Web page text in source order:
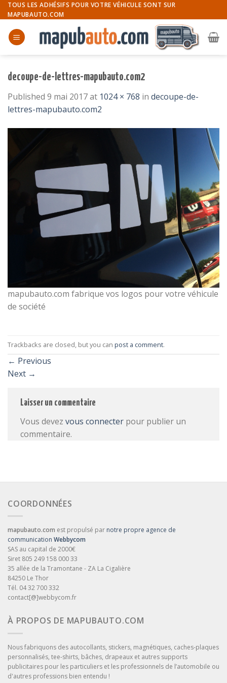
Skip
to
content
TOUS LES ADHÉSIFS POUR VOTRE VÉHICULE SONT SUR
MAPUBAUTO.COM
decoupe-de-lettres-mapubauto.com2
Published 9 mai 2017at 1024 × 768 in decoupe-de-
lettres-mapubauto.com2
mapubauto.com fabrique vos logos pour votre véhicule
de société
Trackbacks are closed, but you can post a comment.
← Previous
Next →
Laisser un commentaire
Vous devez vous connecter pour publier un
commentaire.
COORDONNÉES
mapubauto.com est propulsé par notre propre agence de
communication Webbycom
SAS au capital de 2000€
Siret 805 249 158 000 33
35 allée de la Tramontane - ZA La Cigalière
84250 Le Thor
Tél. 04 32 700 332
contact[@]webbycom.fr
À PROPOS DE MAPUBAUTO.COM
Nous fabriquons des autocollants, stickers, magnétiques, caches-plaques
personnalisés, tee-shirts, bâches, drapeaux et autres supports
publicitaires pour les particuliers et les professionnels de l’automobile ou
d'autres professions bien entendu !